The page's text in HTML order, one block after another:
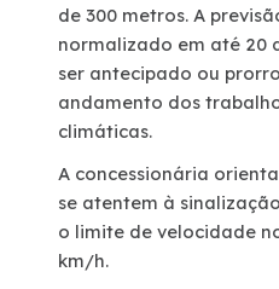
Fotos
Sustentabilidade
Compromissos Agenda
de 300 metros. A
normalizado em até 20
ser antecipado ou
andamento dos
climáticas.
A concessionária
se atentem à
o limite de velocidade
km/h.